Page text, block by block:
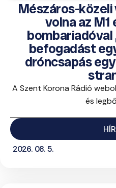
Mészáros-
volna az M1
bombariadóval
befogadást
dróncsapás
A Szent Korona Rádió
és
2026. 08. 5.